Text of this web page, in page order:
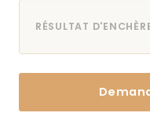
RÉSULTAT